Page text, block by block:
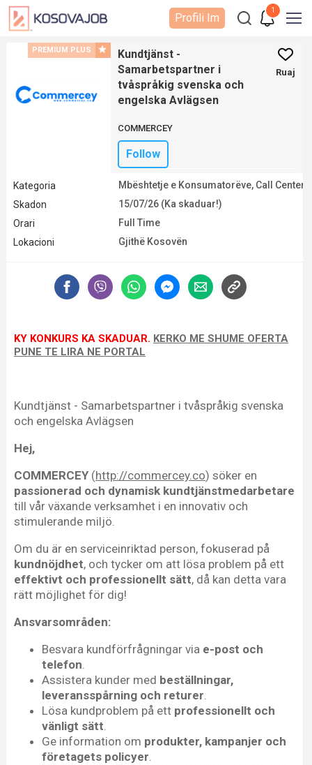
1
Profili Im
PREMIUM PLUS
Kundtjänst -
Samarbetspartner i
tvåspråkig svenska och
engelska Avlägsen
Ruaj
COMMERCEY
Follow
Kategoria
Mbështetje e Konsumatorëve, Call Center
Skadon
15/07/26 (Ka skaduar!)
Orari
Full Time
Lokacioni
Gjithë Kosovën